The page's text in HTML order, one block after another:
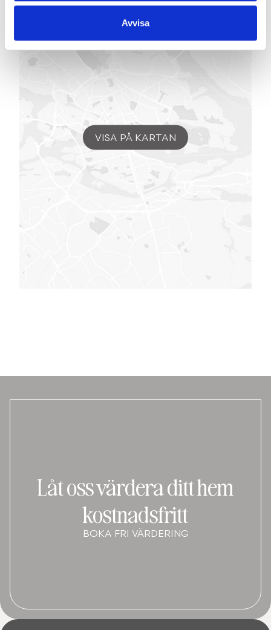
Avvisa
VISA PÅ KARTAN
Låt oss värdera ditt hem
kostnadsfritt
BOKA FRI VÄRDERING